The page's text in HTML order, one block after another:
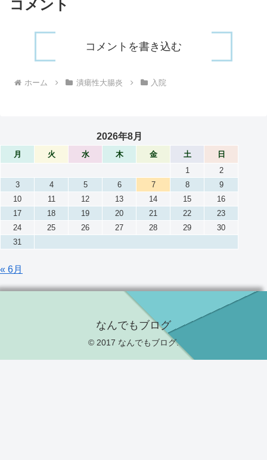
コメント
コメントを書き込む
ホーム 潰瘍性大腸炎 入院
2026年8月
月 火 水 木 金 土
日
1
2
3
4 5 6 7 8
9
10
11 12 13 14 15
16
17
18 19 20 21 22
23
24
25 26 27 28 29
30
31
« 6月
なんでもブログ
© 2017 なんでもブログ.